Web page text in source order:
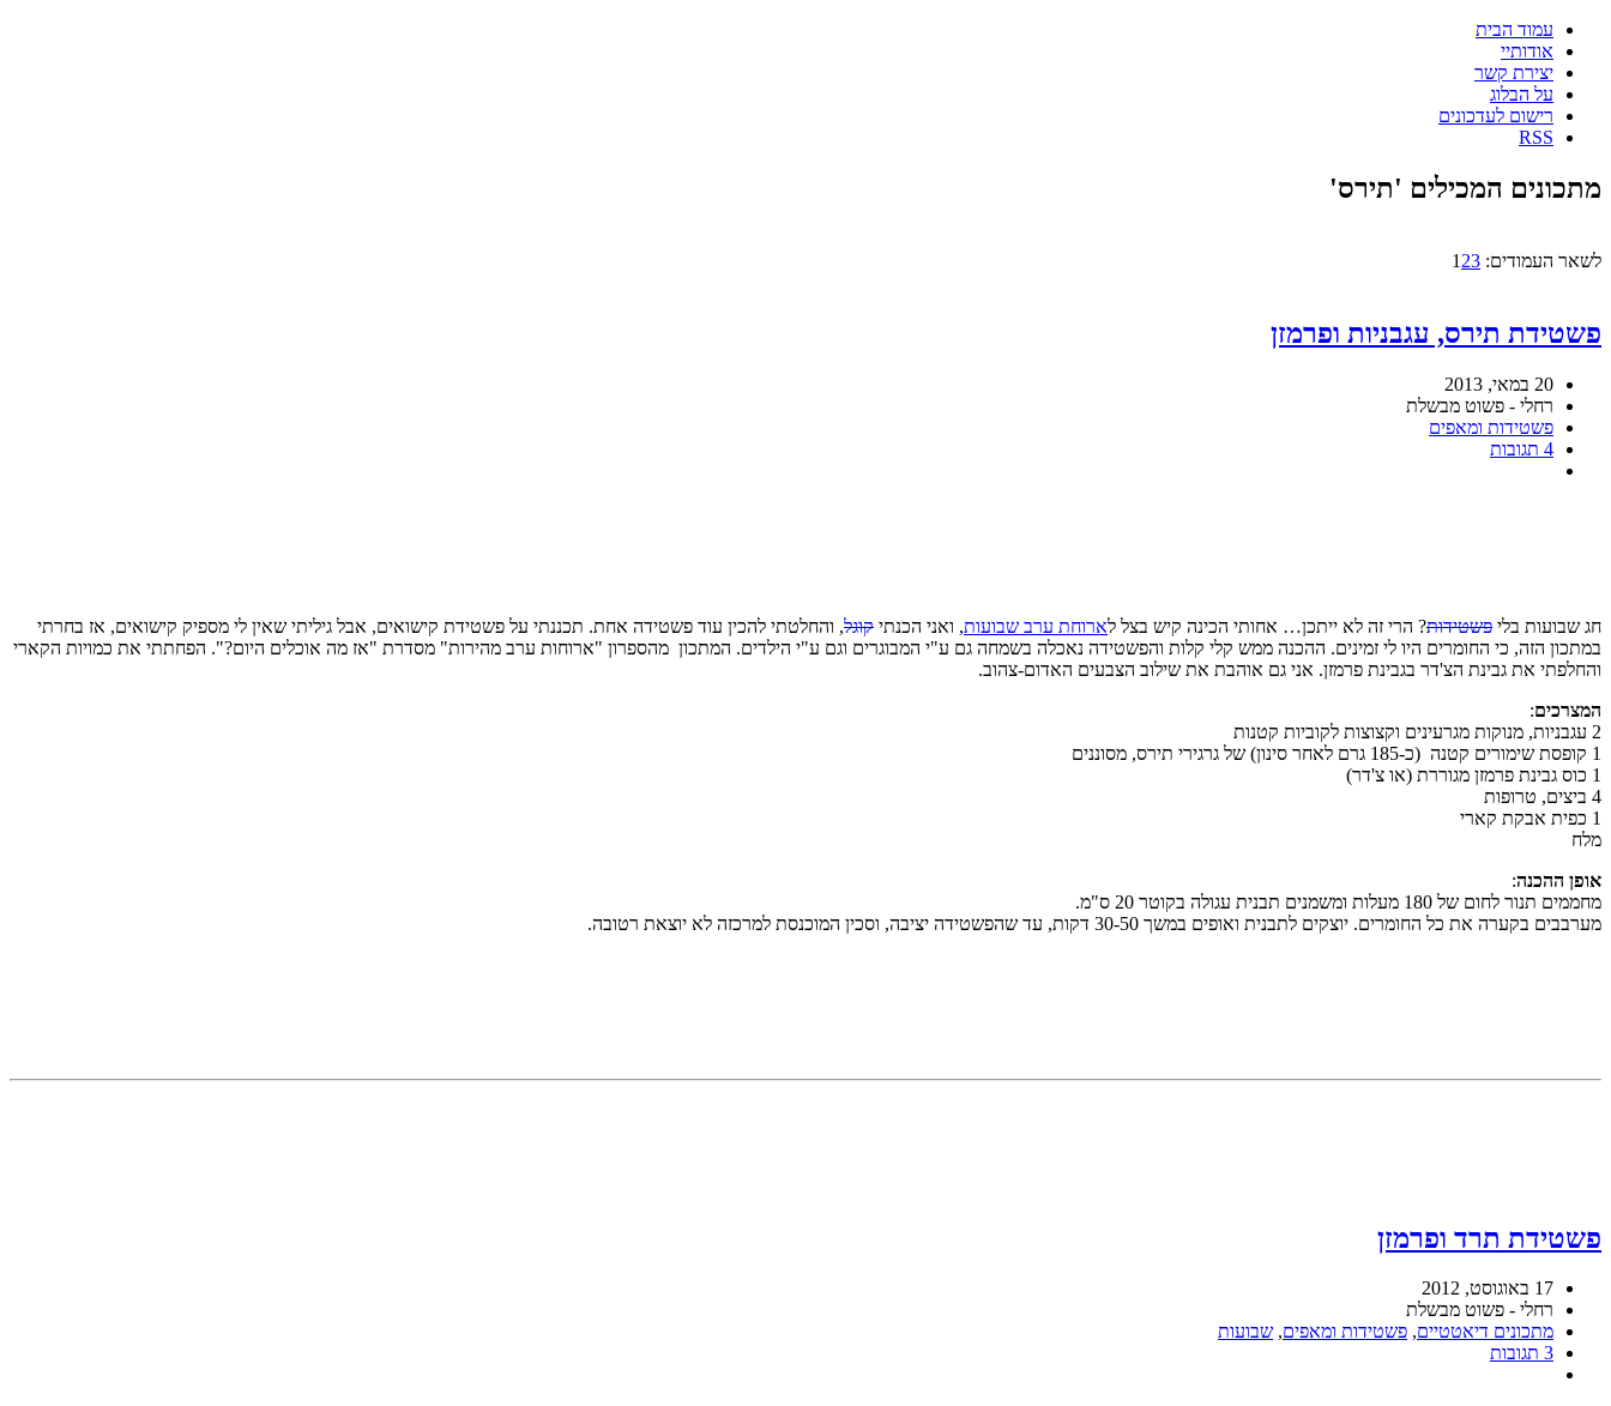
עמוד הבית
אודותיי
יצירת קשר
על הבלוג
רישום לעדכונים
RSS
מתכונים המכילים 'תירס'
לשאר העמודים: 1 23
פשטידת תירס, עגבניות ופרמזן
20 במאי, 2013
רחלי - פשוט מבשלת
פשטידות ומאפים
4 תגובות
חג שבועות בלי פשטידות? הרי זה לא ייתכן… אחותי הכינה קיש בצל לארוחת ערב שבועות, ואני הכנתי קוגל, והחלטתי להכין עוד פשטידה אחת. תכננתי על פשטידת קישואים, אבל גיליתי שאין לי מספיק קישואים, אז בחרתי
במתכון הזה, כי החומרים היו לי זמינים. ההכנה ממש קלי קלות והפשטידה נאכלה בשמחה גם ע"י המבוגרים וגם ע"י הילדים. המתכון מהספרון "ארוחות ערב מהירות" מסדרת "אז מה אוכלים היום?". הפחתתי את כמויות הקארי
והחלפתי את גבינת הצ'דר בגבינת פרמזן. אני גם אוהבת את שילוב הצבעים האדום-צהוב.
המצרכים:
2 עגבניות, מנוקות מגרעינים וקצוצות לקוביות קטנות
1 קופסת שימורים קטנה (כ-185 גרם לאחר סינון) של גרגירי תירס, מסוננים
1 כוס גבינת פרמזן מגוררת (או צ'דר)
4 ביצים, טרופות
1 כפית אבקת קארי
מלח
אופן ההכנה:
מחממים תנור לחום של 180 מעלות ומשמנים תבנית עגולה בקוטר 20 ס"מ.
מערבבים בקערה את כל החומרים. יוצקים לתבנית ואופים במשך 30-50 דקות, עד שהפשטידה יציבה, וסכין המוכנסת למרכזה לא יוצאת רטובה.
פשטידת תרד ופרמזן
17 באוגוסט, 2012
רחלי - פשוט מבשלת
מתכונים דיאטטיים, פשטידות ומאפים, שבועות
3 תגובות